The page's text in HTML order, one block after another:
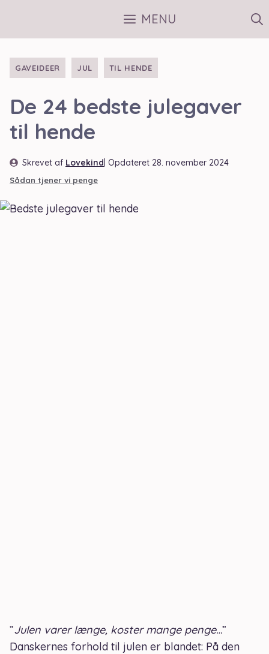
indhold
MENU
GAVEIDEER JUL TIL HENDE
De 24 bedste julegaver
til hende
Skrevet af Lovekind | Opdateret 28. november 2024
Sådan tjener vi penge
”Julen varer længe, koster mange penge…”
Danskernes forhold til julen er blandet: På den